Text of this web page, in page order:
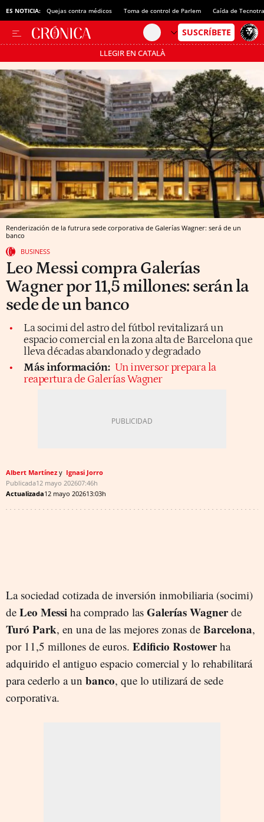
ES NOTICIA: Quejas contra médicos Toma de control de Parlem Caída de
LLEGIR EN CATALÀ
Pásate al MODO AHORRO
Renderización de la futrura sede corporativa de Galerías Wagner: será de un
banco
BUSINESS
Leo Messi compra Galerías
Wagner por 11,5 millones: serán la
sede de un banco
La socimi del astro del fútbol revitalizará un
espacio comercial en la zona alta de Barcelona que
lleva décadas abandonado y degradado
Más información: Un inversor prepara la
reapertura de Galerías Wagner
Albert Martínez
Ignasi Jorro
Publicada12 mayo 202607:46h
Actualizada12 mayo 202613:03h
La sociedad cotizada de inversión inmobiliaria (socimi)
de Leo Messi ha comprado las Galerías Wagnerde
Turó Park, en una de las mejores zonas de Barcelona,
por 11,5 millones de euros. Edificio Rostowerha
adquirido el antiguo espacio comercial y lo rehabilitará
para cederlo a un banco, que lo utilizará de sede
corporativa.